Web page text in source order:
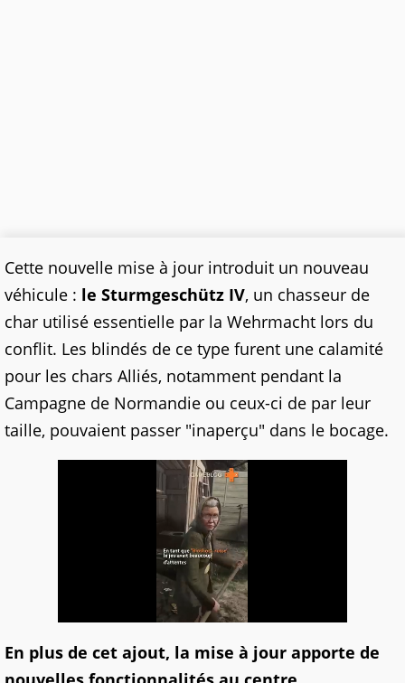
Cette nouvelle mise à jour introduit un nouveau
véhicule : le Sturmgeschütz IV, un chasseur de
char utilisé essentielle par la Wehrmacht lors du
conflit. Les blindés de ce type furent une calamité
pour les chars Alliés, notamment pendant la
Campagne de Normandie ou ceux-ci de par leur
taille, pouvaient passer "inaperçu" dans le bocage.
En plus de cet ajout, la mise à jour apporte de